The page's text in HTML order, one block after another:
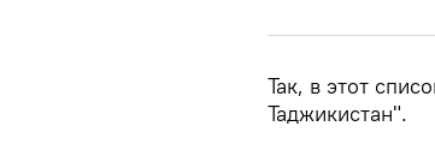
Так, в этот
Таджикистан".